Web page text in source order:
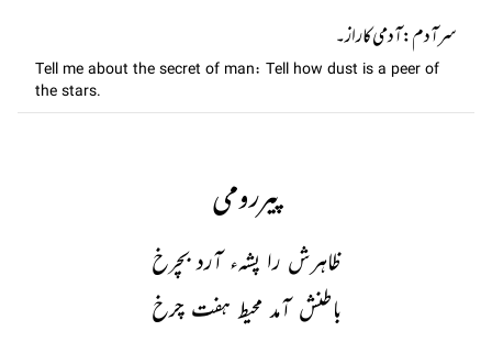
سر آدم: آدمی کا راز۔
Tell me about the secret of man: Tell how dust is a peer of
the stars.
پیررومی
ظاہرش را پشہء آرد بچرخ
باطنش آمد محیط ہفت چرخ